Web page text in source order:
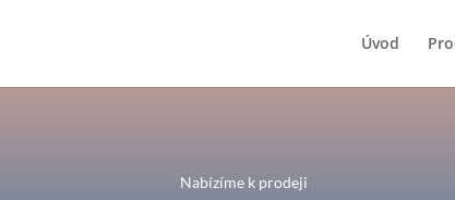
Úvod
Nabízíme k prodeji